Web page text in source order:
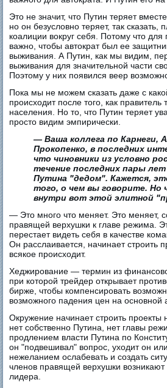
Это не значит, что Путин теряет
но он безусловно теряет, так сказать,
коалиции вокруг себя. Потому что
важно, чтобы автократ был ее
выживания. А Путин, как мы видим,
выживания для значительной части
Поэтому у них появился веер
Пока мы не можем сказать даже с
происходит после того, как правитель
населения. Но то, что Путин теряет
просто видим эмпирически.
— Ваша коллега по Карнеги,
Прокопенко, в последних
что чиновники из условно
течение последних пары
Путина "дедом". Кажется,
того, о чем вы говорите. Но
внутри вот этой элитной
— Это много что меняет. Это меняет,
правящей верхушки к главе режима.
перестает видеть себя в качестве
Он расслаивается, начинает строить
всякое происходит.
Хеджирование — термин из
при которой трейдер открывает
бирже, чтобы компенсировать
возможного падения цен на основной
Окружение начинает строить проекты
нет собственно Путина, нет главы
продлением власти Путина по
он "подвешивал" вопрос, уходит он
нежеланием ослабевать и создать
членов правящей верхушки
лидера.